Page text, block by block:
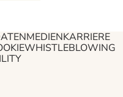
MEDIENKARRIERE
WHISTLEBLOWING